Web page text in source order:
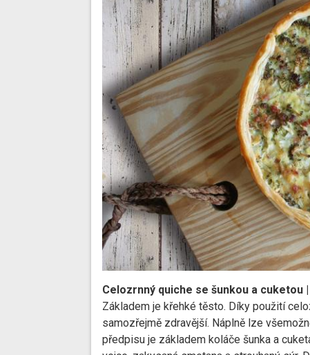
Celozrnný quiche se šunkou a cuketou
Základem je křehké těsto. Díky použití
samozřejmě zdravější. Náplně lze
předpisu je základem koláče šunka a